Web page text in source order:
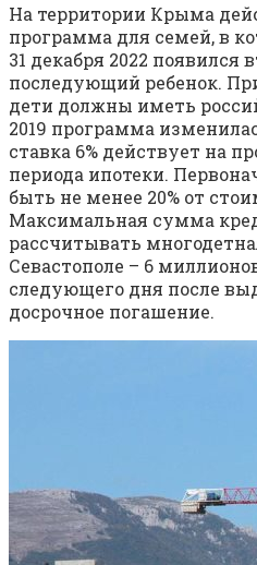
На территории Крыма
программа для семей, в
31 декабря 2022 появился
последующий ребенок.
дети должны иметь
2019 программа
ставка 6% действует на
периода ипотеки.
быть не менее 20% от
Максимальная сумма
рассчитывать
Севастополе – 6
следующего дня после
досрочное погашение.